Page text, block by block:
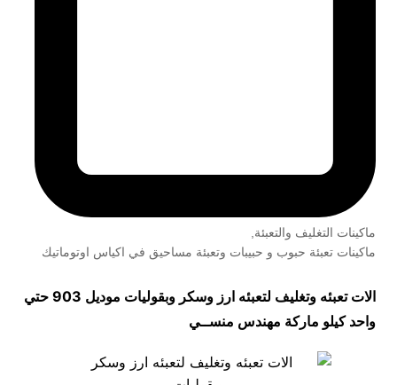
ماكينات التغليف والتعبئة,
ماكينات تعبئة حبوب و حبيبات وتعبئة مساحيق في اكياس اوتوماتيك
الات تعبئه وتغليف لتعبئه ارز وسكر وبقوليات موديل 903 حتي
واحد كيلو ماركة مهندس منســي